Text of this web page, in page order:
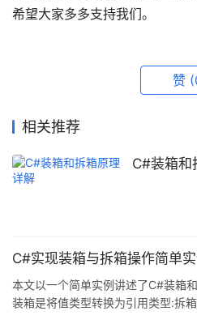
希望大家多多支持我们。
赞
相关推荐
C#装箱和
C#实现装箱与拆箱操作简单实
本文以一个简单实例讲述了C#装箱
装箱是将值类型转换为引用类型:拆